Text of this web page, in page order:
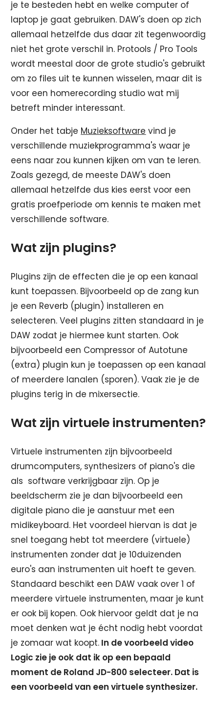
je te besteden hebt en welke computer of
laptop je gaat gebruiken. DAW's doen op zich
allemaal hetzelfde dus daar zit tegenwoordig
niet het grote verschil in. Protools / Pro Tools
wordt meestal door de grote studio's gebruikt
om zo files uit te kunnen wisselen, maar dit is
voor een homerecording studio wat mij
betreft minder interessant.
Onder het tabje Muzieksoftware vind je
verschillende muziekprogramma's waar je
eens naar zou kunnen kijken om van te leren.
Zoals gezegd, de meeste DAW's doen
allemaal hetzelfde dus kies eerst voor een
gratis proefperiode om kennis te maken met
verschillende software.
Wat zijn plugins?
Plugins zijn de effecten die je op een kanaal
kunt toepassen. Bijvoorbeeld op de zang kun
je een Reverb (plugin) installeren en
selecteren. Veel plugins zitten standaard in je
DAW zodat je hiermee kunt starten. Ook
bijvoorbeeld een Compressor of Autotune
(extra) plugin kun je toepassen op een kanaal
of meerdere lanalen (sporen). Vaak zie je de
plugins terig in de mixersectie.
Wat zijn virtuele instrumenten?
Virtuele instrumenten zijn bijvoorbeeld
drumcomputers, synthesizers of piano's die
als software verkrijgbaar zijn. Op je
beeldscherm zie je dan bijvoorbeeld een
digitale piano die je aanstuur met een
midikeyboard. Het voordeel hiervan is dat je
snel toegang hebt tot meerdere (virtuele)
instrumenten zonder dat je 10duizenden
euro's aan instrumenten uit hoeft te geven.
Standaard beschikt een DAW vaak over 1 of
meerdere virtuele instrumenten, maar je kunt
er ook bij kopen. Ook hiervoor geldt dat je na
moet denken wat je écht nodig hebt voordat
je zomaar wat koopt. In de voorbeeld video
Logic zie je ook dat ik op een bepaald
moment de Roland JD-800 selecteer. Dat is
een voorbeeld van een virtuele synthesizer.